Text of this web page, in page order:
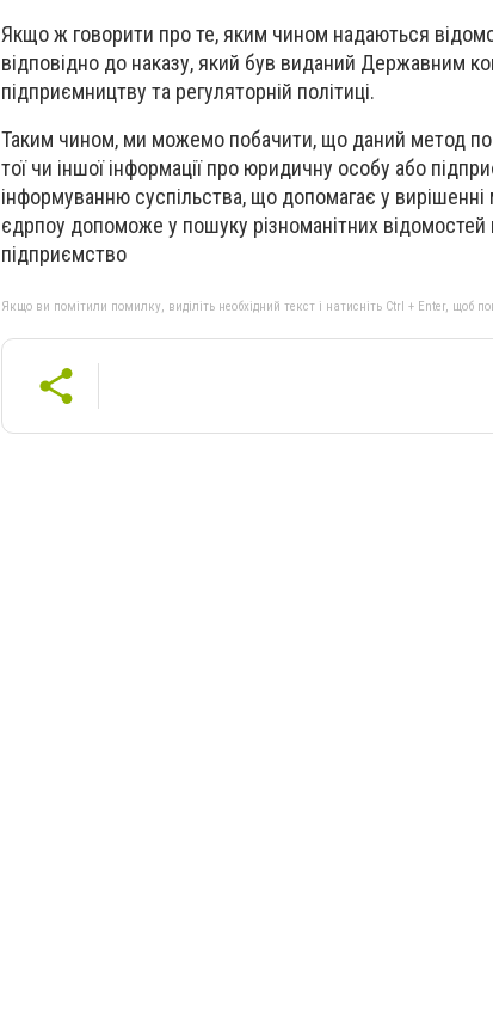
Якщо ж говорити про те, яким чином надаються
відповідно до наказу, який був виданий Державним
підприємництву та регуляторній політиці.
Таким чином, ми можемо побачити, що даний метод
тої чи іншої інформації про юридичну особу або
інформуванню суспільства, що допомагає у
єдрпоу допоможе у пошуку різноманітних
підприємство
Якщо ви помітили помилку, виділіть необхідний текст і натисніть Ctrl + Enter, щоб